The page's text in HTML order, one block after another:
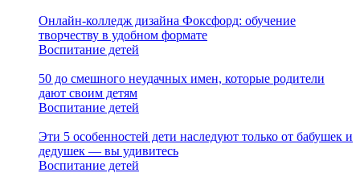
Онлайн-колледж дизайна Фоксфорд: обучение
творчеству в удобном формате
Воспитание детей
50 до смешного неудачных имен, которые родители
дают своим детям
Воспитание детей
Эти 5 особенностей дети наследуют только от бабушек и
дедушек — вы удивитесь
Воспитание детей